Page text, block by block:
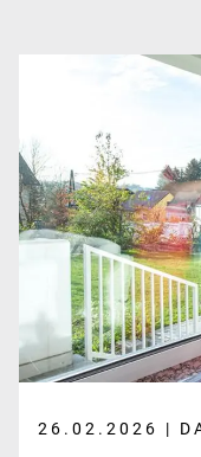
26.02.2026 |